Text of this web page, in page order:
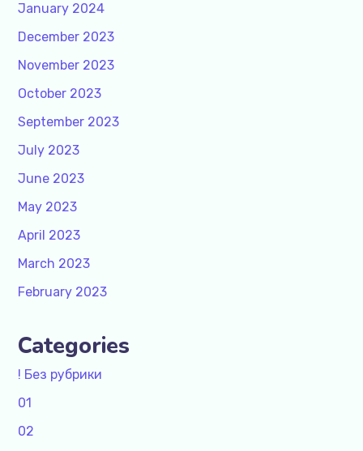
January 2024
December 2023
November 2023
October 2023
September 2023
July 2023
June 2023
May 2023
April 2023
March 2023
February 2023
Categories
! Без рубрики
01
02